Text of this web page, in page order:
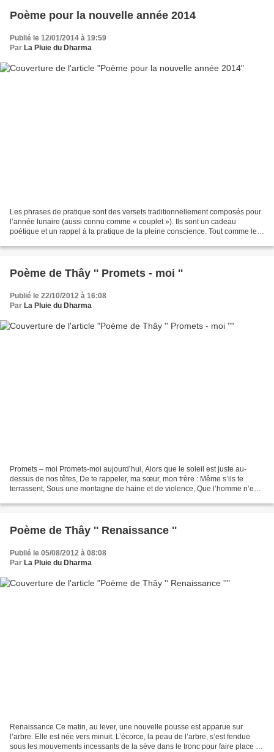
Poème pour la nouvelle année 2014
Publié le 12/01/2014 à 19:59
Par La Pluie du Dharma
Les phrases de pratique sont des versets traditionnellement composés pour
l’année lunaire (aussi connu comme « couplet »). Ils sont un cadeau
poétique et un rappel à la pratique de la pleine conscience. Tout comme les
Poème de Thây '' Promets - moi ''
Publié le 22/10/2012 à 16:08
Par La Pluie du Dharma
Promets – moi Promets-moi aujourd’hui, Alors que le soleil est juste au-
dessus de nos têtes, De te rappeler, ma sœur, mon frère : Même s’ils te
terrassent, Sous une montagne de haine et de violence, Que l’homme n’est
Poème de Thây '' Renaissance ''
Publié le 05/08/2012 à 08:08
Par La Pluie du Dharma
Renaissance Ce matin, au lever, une nouvelle pousse est apparue sur
l’arbre. Elle est née vers minuit. L’écorce, la peau de l’arbre, s’est fendue
sous les mouvements incessants de la sève dans le tronc pour faire place à